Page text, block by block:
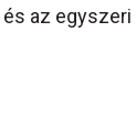
az